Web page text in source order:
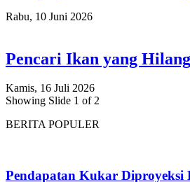
Rabu, 10 Juni 2026
Pencari Ikan yang
Kamis, 16 Juli 2026
Showing Slide 1 of 2
BERITA POPULER
Pendapatan Kukar Diproyeksi